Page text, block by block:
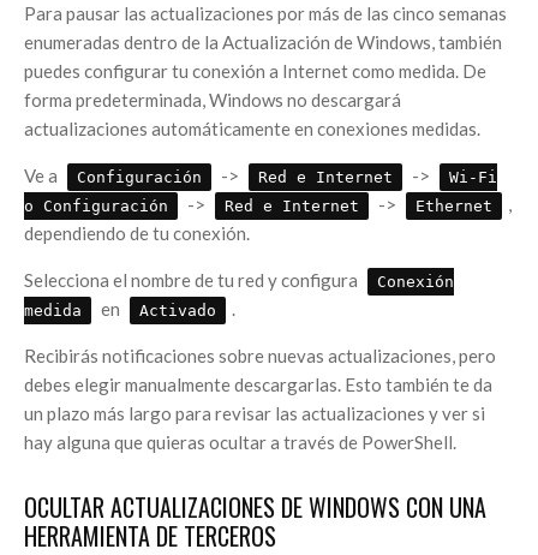
Para pausar las actualizaciones por más de las cinco semanas
enumeradas dentro de la Actualización de Windows, también
puedes configurar tu conexión a Internet como medida. De
forma predeterminada, Windows no descargará
actualizaciones automáticamente en conexiones medidas.
Ve a Configuración -> Red e Internet ->
Wi-Fi
o Configuración
-> Red e Internet -> Ethernet
,
dependiendo de tu conexión.
Selecciona el nombre de tu red y configura
Conexión
medida
en Activado .
Recibirás notificaciones sobre nuevas actualizaciones, pero
debes elegir manualmente descargarlas. Esto también te da
un plazo más largo para revisar las actualizaciones y ver si
hay alguna que quieras ocultar a través de PowerShell.
OCULTAR ACTUALIZACIONES DE WINDOWS CON UNA
HERRAMIENTA DE TERCEROS